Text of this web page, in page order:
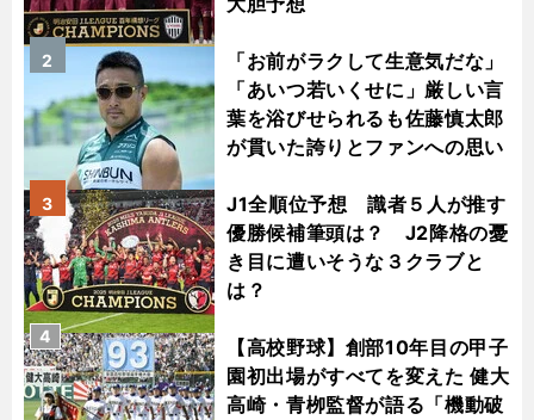
「お前がラクして生意気だな」
「あいつ若いくせに」厳しい言
葉を浴びせられるも佐藤慎太郎
が貫いた誇りとファンへの思い
2
J1全順位予想 識者５人が推す
優勝候補筆頭は？ J2降格の憂
き目に遭いそうな３クラブと
は？
3
【高校野球】創部10年目の甲子
園初出場がすべてを変えた 健大
高崎・青栁監督が語る「機動破
4